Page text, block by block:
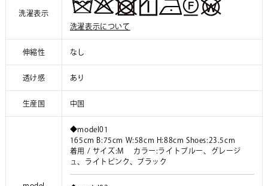
洗濯表示
洗濯表示について
伸縮性 なし
透け感 あり
生産国 中国
◆model01
165cm B:75cm W:58cm H:88cm Shoes:23.5cm
着用 / サイズ:M カラー:ライトブルー、グレージ
ュ、ライトピンク、ブラック